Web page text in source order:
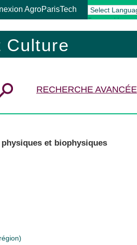
AgroParisTech
Powered by
Culture
RECHERCHE AVANCÉE
et biophysiques